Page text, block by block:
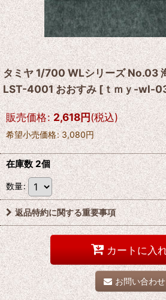
タミヤ 1/700 WLシリーズ No.03
LST-4001 おおすみ[ｔｍｙ-wl-
販売価格: 2,618円(税込)
希望小売価格: 3,080円
在庫数 2個
数量:
返品特約に関する重要事項
カートに入
お問い合わせ